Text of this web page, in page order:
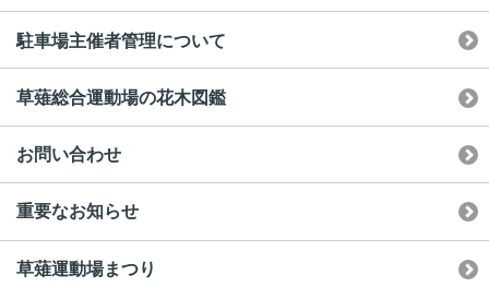
駐車場主催者管理について
草薙総合運動場の花木図鑑
お問い合わせ
重要なお知らせ
草薙運動場まつり